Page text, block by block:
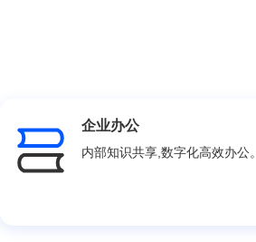
企业办公
内部知识共享,数字化高效办公。